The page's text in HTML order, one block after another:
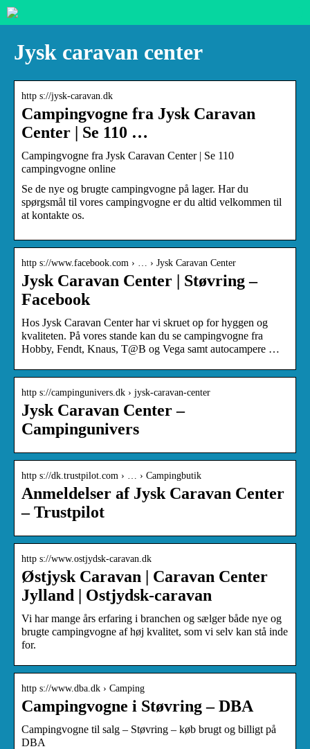
Jysk caravan center
http s://jysk-caravan.dk
Campingvogne fra Jysk Caravan
Center | Se 110 …
Campingvogne fra Jysk Caravan Center | Se 110
campingvogne online
Se de nye og brugte campingvogne på lager. Har du
spørgsmål til vores campingvogne er du altid velkommen til
at kontakte os.
http s://www.facebook.com › … › Jysk Caravan Center
Jysk Caravan Center | Støvring –
Facebook
Hos Jysk Caravan Center har vi skruet op for hyggen og
kvaliteten. På vores stande kan du se campingvogne fra
Hobby, Fendt, Knaus, T@B og Vega samt autocampere …
http s://campingunivers.dk › jysk-caravan-center
Jysk Caravan Center –
Campingunivers
http s://dk.trustpilot.com › … › Campingbutik
Anmeldelser af Jysk Caravan Center
– Trustpilot
http s://www.ostjydsk-caravan.dk
Østjysk Caravan | Caravan Center
Jylland | Ostjydsk-caravan
Vi har mange års erfaring i branchen og sælger både nye og
brugte campingvogne af høj kvalitet, som vi selv kan stå inde
for.
http s://www.dba.dk › Camping
Campingvogne i Støvring – DBA
Campingvogne til salg – Støvring – køb brugt og billigt på
DBA